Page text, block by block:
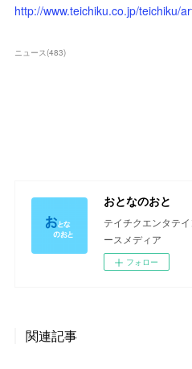
http://www.teichiku.co.jp/teichiku/
ニュース(483)
おとなのおと
テイチクエンタテ
ースメディア
フォロー
関連記事